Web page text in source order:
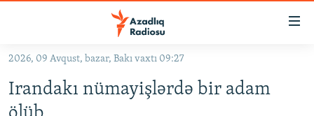
Əsas
qayıt
Əsas
2026, 09 Avqust, bazar, Bakı vaxtı 09:27
Irandakı nümayişlərdə bir adam